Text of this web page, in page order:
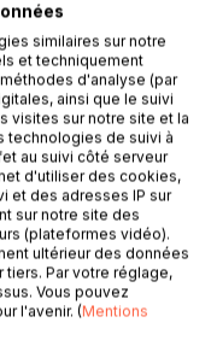
livre présente
à l'arrivée
que cette
que la
anéantie mais
cendres.
hommes et
qui démarre
l'histoire
parce qu'elle
a pas assez de
découvrirez
similaires sur notre
et techniquement
d'analyse (par
ainsi que le suivi
visites sur notre site et la
technologies de suivi à
au suivi côté serveur
d'utiliser des cookies,
et des adresses IP sur
sur notre site des
(plateformes vidéo).
ultérieur des données
tiers. Par votre réglage,
Vous pouvez
l'avenir. (Mentions